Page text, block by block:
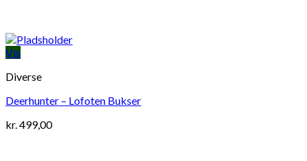
Vis
Diverse
Deerhunter – Lofoten Bukser
kr.499,00